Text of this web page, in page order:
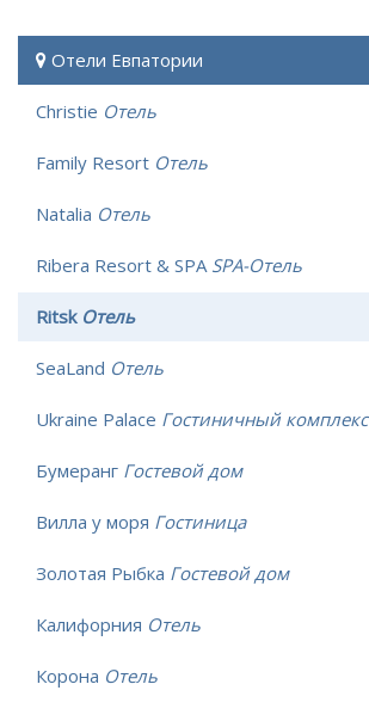
Отели Евпатории
Christie Отель
Family Resort Отель
Natalia Отель
Ribera Resort & SPA SPA-Отель
Ritsk Отель
SeaLand Отель
Ukraine Palace Гостиничный комплекс
Бумеранг Гостевой дом
Вилла у моря Гостиница
Золотая Рыбка Гостевой дом
Калифорния Отель
Корона Отель